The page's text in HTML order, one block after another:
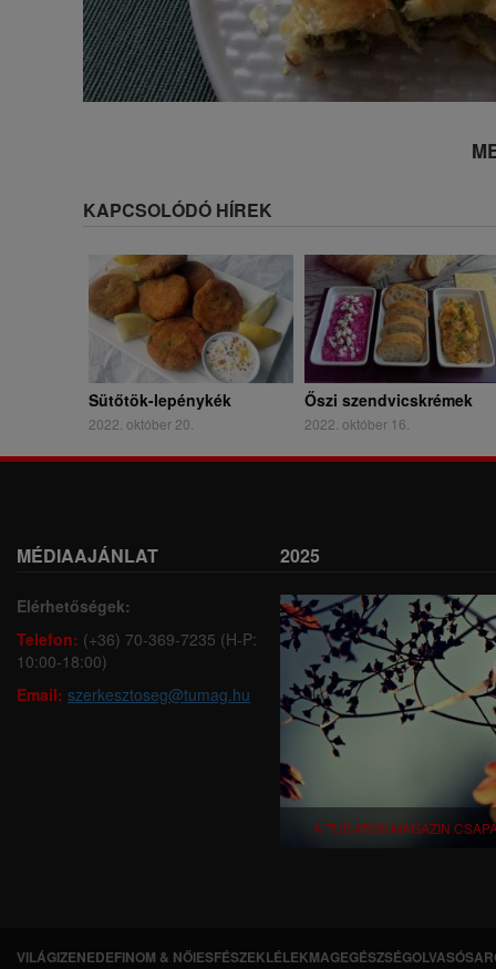
KAPCSOLÓDÓ HÍREK
Sütőtök-lepénykék
2022. október 20.
Őszi szendvicskrémek
2022. október 16.
MÉDIAAJÁNLAT
Elérhetőségek:
Telefon: (+36) 70-369-7235 (H-P:
10:00-18:00)
Email: szerkesztoseg@tumag.hu
2025
A TUDATOS MAGAZIN
VILÁGIZENEDEFINOM & NŐIESFÉSZEKLÉLEKMAGEGÉSZSÉG